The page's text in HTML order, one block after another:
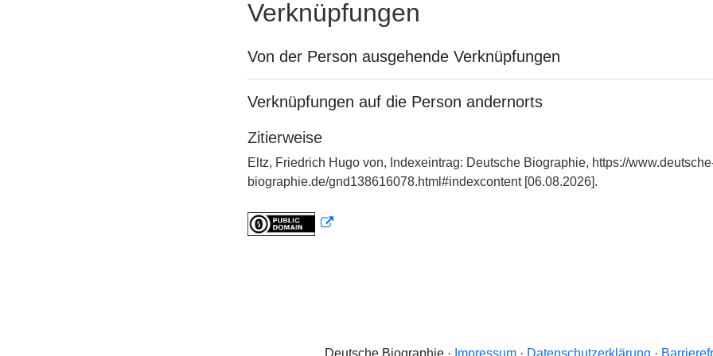
Verknüpfungen
Von der Person ausgehende Verknüpfungen
Verknüpfungen auf die Person andernorts
Zitierweise
Eltz, Friedrich Hugo von, Indexeintrag: Deutsche Biographie, https://
biographie.de/gnd138616078.html#indexcontent [06.08.2026].
Deutsche Biographie · Impressum · Datenschutzerklärung ·